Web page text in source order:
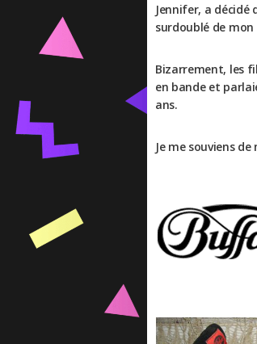
Jennifer, a décidé
surdoublé de mon
Bizarrement, les
en bande et
ans.
Je me souviens